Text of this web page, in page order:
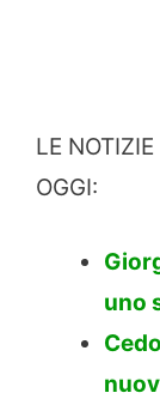
LE
OGGI:
uno